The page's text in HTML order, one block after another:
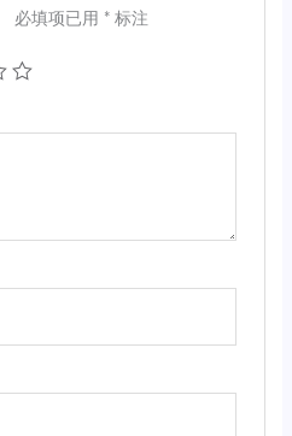
必填项已用 *标注